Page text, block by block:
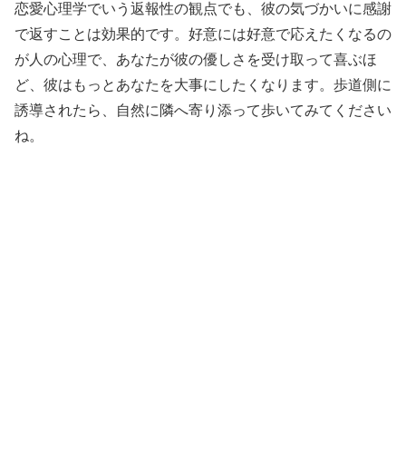
恋愛心理学でいう返報性の観点でも、彼の気づかいに感謝
で返すことは効果的です。好意には好意で応えたくなるの
が人の心理で、あなたが彼の優しさを受け取って喜ぶほ
ど、彼はもっとあなたを大事にしたくなります。歩道側に
誘導されたら、自然に隣へ寄り添って歩いてみてください
ね。